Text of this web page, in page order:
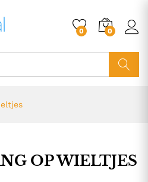
0 0
OP WIELTJES